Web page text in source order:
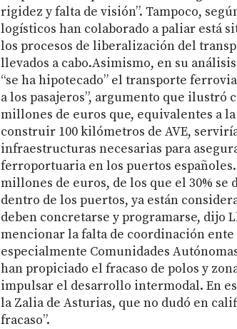
rigidez y falta de visión”. Tampoco,
logísticos han colaborado a paliar está
los procesos de liberalización del
llevados a cabo.Asimismo, en su
“se ha hipotecado” el transporte
a los pasajeros”, argumento que ilustró
millones de euros que, equivalentes a
construir 100 kilómetros de AVE,
infraestructuras necesarias para
ferroportuaria en los puertos españoles.
millones de euros, de los que el 30% se
dentro de los puertos, ya están
deben concretarse y programarse, dijo
mencionar la falta de coordinación
especialmente Comunidades
han propiciado el fracaso de polos y
impulsar el desarrollo intermodal. En
la Zalia de Asturias, que no dudó en
fracaso”.